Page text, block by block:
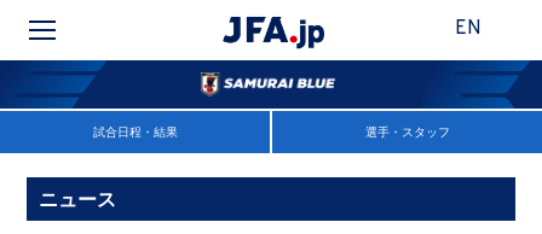
EN
試合日程・結果 選手・スタッフ
ニュース